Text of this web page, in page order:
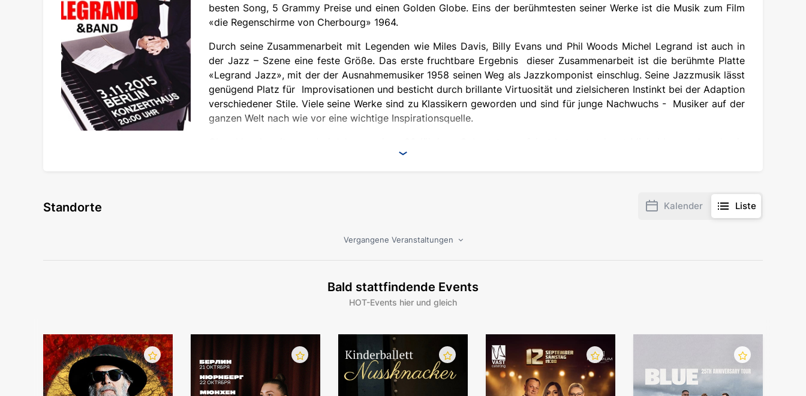
besten Song, 5 Grammy Preise und einen Golden Globe. Eins der berühmtesten seiner Werke ist die Musik zum Film
«die Regenschirme von Cherbourg» 1964.
Durch seine Zusammenarbeit mit Legenden wie Miles Davis, Billy Evans und Phil Woods Michel Legrand ist auch in
der Jazz – Szene eine feste Größe. Das erste fruchtbare Ergebnis dieser Zusammenarbeit ist die berühmte Platte
«Legrand Jazz», mit der der Ausnahmemusiker 1958 seinen Weg als Jazzkomponist einschlug. Seine Jazzmusik lässt
genügend Platz für Improvisationen und besticht durch brillante Virtuosität und zielsicheren Instinkt bei der Adaption
verschiedener Stile. Viele seine Werke sind zu Klassikern geworden und sind für junge Nachwuchs - Musiker auf der
ganzen Welt nach wie vor eine wichtige Inspirationsquelle.
vor Konzertreisen um die ganze Welt. Die Konzerte von Michel Legrand strahlen eine unbefangene, jugendliche Leichtigkeit aus. Die altbekannten
Jazzkompositionen und Filmmelodien präsentiert.
Standorte Kalender Liste
Vergangene Veranstaltungen
Bald stattfindende Events
HOT-Events hier und gleich